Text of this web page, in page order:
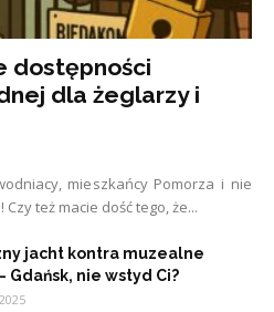
dostępności
dla żeglarzy i
mieszkańcy Pomorza i nie
też macie dość tego, że...
jacht kontra muzealne
Gdańsk, nie wstyd Ci?